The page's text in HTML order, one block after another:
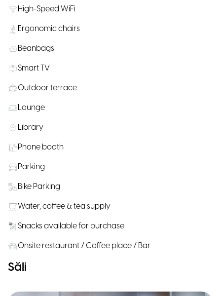
High-Speed WiFi
Ergonomic chairs
Beanbags
Smart TV
Outdoor terrace
Lounge
Library
Phone booth
Parking
Bike Parking
Water, coffee & tea supply
Snacks available for purchase
Onsite restaurant / Coffee place / Bar
Săli